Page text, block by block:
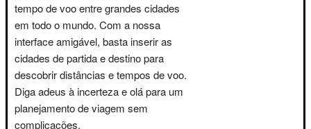
tempo de voo entre grandes cidades
em todo o mundo. Com a nossa
interface amigável, basta inserir as
cidades de partida e destino para
descobrir distâncias e tempos de voo.
Diga adeus à incerteza e olá para um
planejamento de viagem sem
complicações.